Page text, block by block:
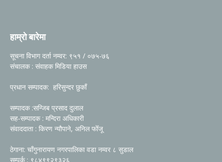
हाम्रो बारेमा
सूचना विभाग दर्ता नम्वर: ९५१ / ०७५-७६
संचालक : संवाहक मिडिया हाउस
प्रधान सम्पादक: हरिसुन्दर छुकाँ
सम्पादक :सन्जिब प्रसाद दुलाल
सह-सम्पादक : मन्दिरा अधिकारी
संवाददाता : किरण न्यौपाने, अनिल फोँजू
ठेगाना: चाँगुनारायण नगरपालिका वडा नम्वर ८ सुडाल
सम्पर्क : ९८४९९२९३२६